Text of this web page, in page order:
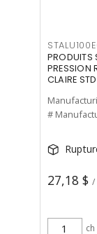
PRODUITS
PRESSION
CLAIRE STD
#
27,18 $ /
ch